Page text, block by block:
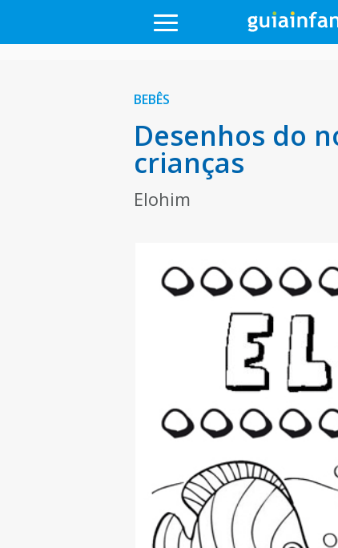
BEBÊS
Desenhos do
crianças
Elohim